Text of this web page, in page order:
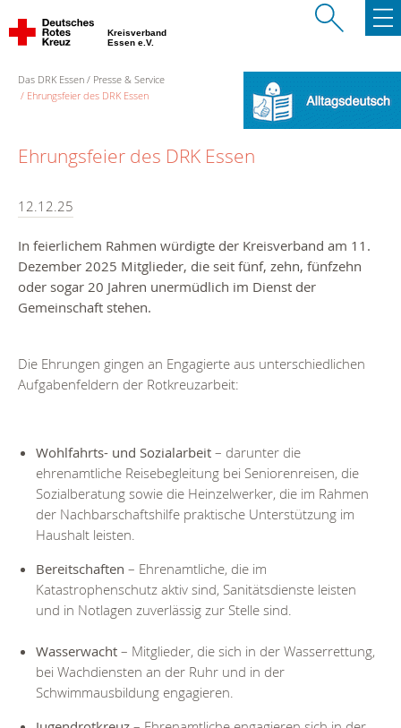
Kreisverband
Essen e.V.
Das DRK Essen
Presse & Service
Ehrungsfeier des DRK Essen
Ehrungsfeier des DRK Essen
12.12.25
In feierlichem Rahmen würdigte der Kreisverband am 11.
Dezember 2025 Mitglieder, die seit fünf, zehn, fünfzehn
oder sogar 20 Jahren unermüdlich im Dienst der
Gemeinschaft stehen.
Die Ehrungen gingen an Engagierte aus unterschiedlichen
Aufgabenfeldern der Rotkreuzarbeit:
Wohlfahrts- und Sozialarbeit – darunter die
ehrenamtliche Reisebegleitung bei Seniorenreisen, die
Sozialberatung sowie die Heinzelwerker, die im Rahmen
der Nachbarschaftshilfe praktische Unterstützung im
Haushalt leisten.
Bereitschaften – Ehrenamtliche, die im
Katastrophenschutz aktiv sind, Sanitätsdienste leisten
und in Notlagen zuverlässig zur Stelle sind.
Wasserwacht – Mitglieder, die sich in der Wasserrettung,
bei Wachdiensten an der Ruhr und in der
Schwimmausbildung engagieren.